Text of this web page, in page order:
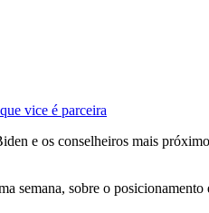
vice é parceira
e os conselheiros mais
sobre o